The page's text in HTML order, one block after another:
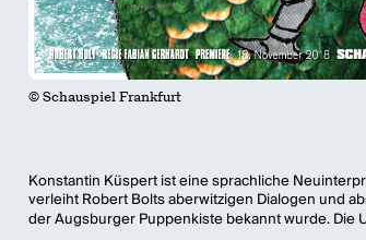
© Schauspiel Frankfurt
Konstantin Küspert ist eine sprachliche
verleiht Robert Bolts aberwitzigen Dialogen und
der Augsburger Puppenkiste bekannt wurde. Die